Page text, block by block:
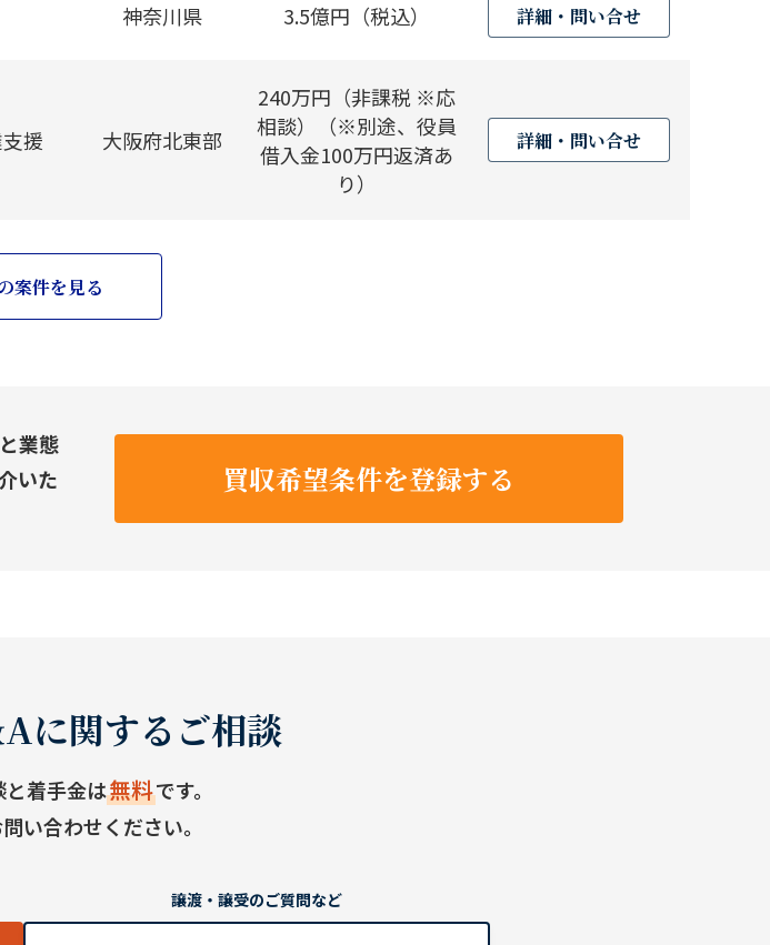
神奈川県 3.5億円（税込） 詳細・問い合せ
援 大阪府北東部
240万円（非課税 ※応
相談）（※別途、役員
借入金100万円返済あ
り）
詳細・問い合せ
案件を見る
業態
いた
買収希望条件を登録する
に関するご相談
と着手金は無料です。
い合わせください。
譲渡・譲受のご質問など